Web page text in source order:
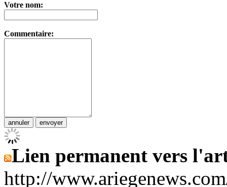
Votre nom:
Commentaire:
Lien permanent vers
http://